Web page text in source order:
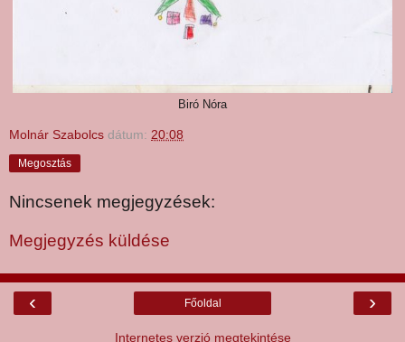
Biró Nóra
Molnár Szabolcs dátum: 20:08
Megosztás
Nincsenek megjegyzések:
Megjegyzés küldése
‹ ›
Főoldal
Internetes verzió megtekintése